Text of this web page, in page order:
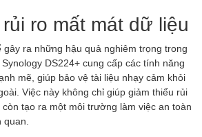
ro mất mát dữ liệu
gây ra những hậu quả nghiêm trọng trong
DS224+ cung cấp các tính năng
mẽ, giúp bảo vệ tài liệu nhạy cảm khỏi
Việc này không chỉ giúp giảm thiểu rủi
tạo ra một môi trường làm việc an toàn